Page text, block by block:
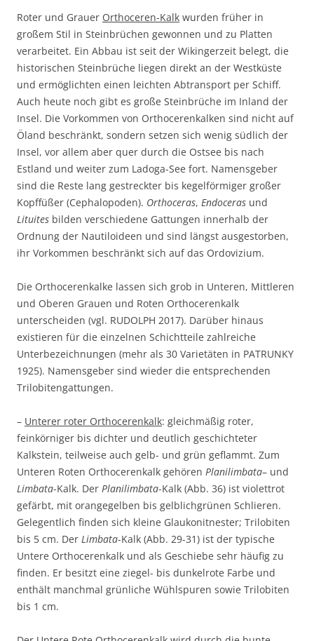
Roter und Grauer Orthoceren-Kalk wurden früher in
großem Stil in Steinbrüchen gewonnen und zu Platten
verarbeitet. Ein Abbau ist seit der Wikingerzeit belegt, die
historischen Steinbrüche liegen direkt an der Westküste
und ermöglichten einen leichten Abtransport per Schiff.
Auch heute noch gibt es große Steinbrüche im Inland der
Insel. Die Vorkommen von Orthocerenkalken sind nicht auf
Öland beschränkt, sondern setzen sich wenig südlich der
Insel, vor allem aber quer durch die Ostsee bis nach
Estland und weiter zum Ladoga-See fort. Namensgeber
sind die Reste lang gestreckter bis kegelförmiger großer
Kopffüßer (Cephalopoden). Orthoceras, Endoceras und
Lituites bilden verschiedene Gattungen innerhalb der
Ordnung der Nautiloideen und sind längst ausgestorben,
ihr Vorkommen beschränkt sich auf das Ordovizium.
Die Orthocerenkalke lassen sich grob in Unteren, Mittleren
und Oberen Grauen und Roten Orthocerenkalk
unterscheiden (vgl. RUDOLPH 2017). Darüber hinaus
existieren für die einzelnen Schichtteile zahlreiche
Unterbezeichnungen (mehr als 30 Varietäten in PATRUNKY
1925). Namensgeber sind wieder die entsprechenden
Trilobitengattungen.
– Unterer roter Orthocerenkalk: gleichmäßig roter,
feinkörniger bis dichter und deutlich geschichteter
Kalkstein, teilweise auch gelb- und grün geflammt. Zum
Unteren Roten Orthocerenkalk gehören Planilimbata– und
Limbata-Kalk. Der Planilimbata-Kalk (Abb. 36) ist violettrot
gefärbt, mit orangegelben bis gelblichgrünen Schlieren.
Gelegentlich finden sich kleine Glaukonitnester; Trilobiten
bis 5 cm. Der Limbata-Kalk (Abb. 29-31) ist der typische
Untere Orthocerenkalk und als Geschiebe sehr häufig zu
finden. Er besitzt eine ziegel- bis dunkelrote Farbe und
enthält manchmal grünliche Wühlspuren sowie Trilobiten
bis 1 cm.